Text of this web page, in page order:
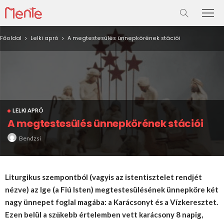
Főoldal Lelki apró A megtestesülés ünnepkörének stációi
LELKI APRÓ
A megtestesülés ünnepkörének stációi
Bendzsi
Liturgikus szempontból (vagyis az istentisztelet rendjét
nézve) az Ige (a Fiú Isten) megtestesülésének ünnepköre két
nagy ünnepet foglal magába: a Karácsonyt és a Vízkeresztet.
Ezen belül a szűkebb értelemben vett karácsony 8 napig,